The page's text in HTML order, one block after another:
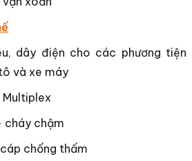
dây điện cho các phương tiện
và xe máy
cháy chậm
chống thấm